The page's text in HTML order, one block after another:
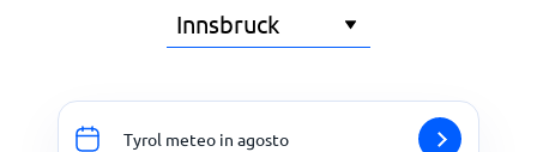
Tyrol meteo in agosto